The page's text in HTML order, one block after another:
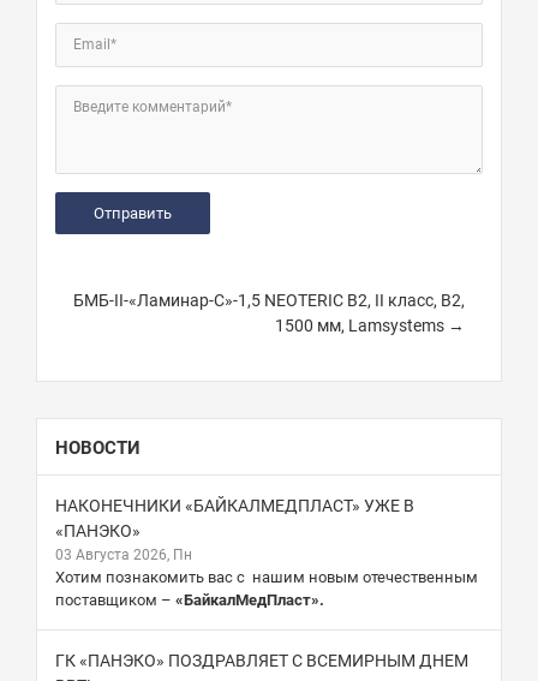
Email*
Введите комментарий*
БМБ-II-«Ламинар-С»-1,5 NEOTERIC В2, II класс, B2,
1500 мм, Lamsystems →
НОВОСТИ
НАКОНЕЧНИКИ «БАЙКАЛМЕДПЛАСТ» УЖЕ В
«ПАНЭКО»
03 Августа 2026, Пн
Хотим познакомить вас с нашим новым отечественным
поставщиком – «БайкалМедПласт».
ГК «ПАНЭКО» ПОЗДРАВЛЯЕТ С ВСЕМИРНЫМ ДНЕМ